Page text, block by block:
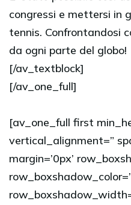
congressi e mettersi in
tennis. Confrontandosi
da ogni parte del globo!
[/av_textblock]
[/av_one_full]
[av_one_full first
vertical_alignment=”
margin=’0px’